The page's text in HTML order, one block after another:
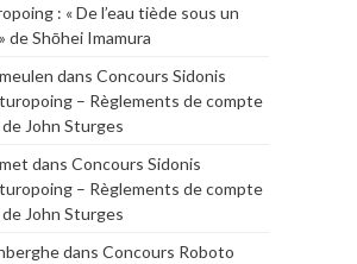
: « De l’eau tiède sous un
de Shōhei Imamura
dans Concours Sidonis
– Règlements de compte
John Sturges
dans Concours Sidonis
– Règlements de compte
John Sturges
dans Concours Roboto